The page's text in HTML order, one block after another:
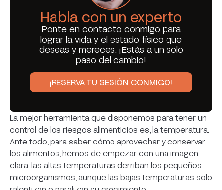
La mejor herramienta que disponemos para tener un
control de los riesgos alimenticios es, la temperatura.
Ante todo, para saber cómo aprovechar y conservar
los alimentos, hemos de empezar con una imagen
clara: las altas temperaturas derriban los pequeños
microorganismos, aunque las bajas temperaturas solo
Habla con un experto
Ponte en contacto conmigo para
lograr la vida y el estado físico que
deseas y mereces. ¡Estás a un solo
paso del cambio!
¡RESERVA TU SESIÓN CONMIGO!